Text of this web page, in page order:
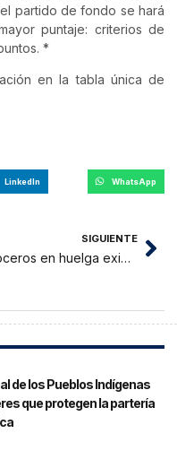
partido de fondo se hará
puntaje: criterios de
*
en la tabla única de
LinkedIn WhatsApp
SIGUIENTE
Arroceros en huelga exigen eliminación de arancel cero a arroz importado
de los Pueblos Indígenas
que protegen la partería